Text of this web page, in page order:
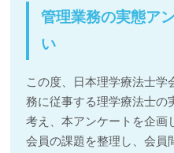
管理業務の実態ア
い
この度、日本理学療法士学
務に従事する理学療法士の
考え、本アンケートを企画
会員の課題を整理し、会員